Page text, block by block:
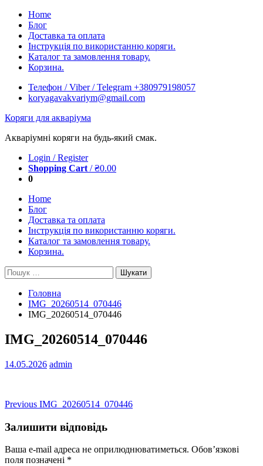
Skip
content
Home
Блог
Доставка та оплата
Інструкція по використанню коряги.
Каталог та замовлення товару.
Корзина.
Телефон / Viber / Telegram +380979198057
koryagavakvariym@gmail.com
Коряги для акваріума
Акваріумні коряги на будь-який смак.
Login / Register
Shopping Cart /₴0.00
0
Home
Блог
Доставка та оплата
Інструкція по використанню коряги.
Каталог та замовлення товару.
Корзина.
Пошук:
Головна
IMG_20260514_070446
IMG_20260514_070446
IMG_20260514_070446
14.05.2026 admin
Навігація
записів
Previous Previous
IMG_20260514_070446
Залишити відповідь
Ваша e-mail адреса не оприлюднюватиметься. Обов’язкові
поля позначені *